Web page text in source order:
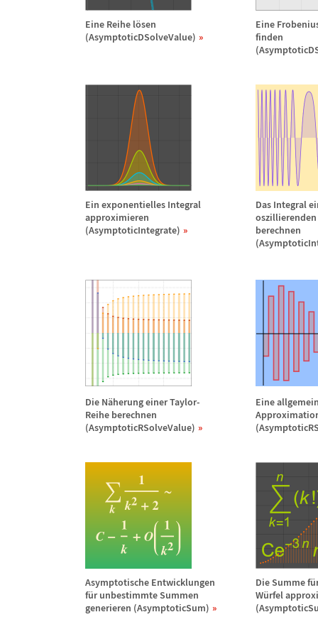
Eine Reihe lösen
(AsymptoticDSolveValue)
Eine
finden
Ein exponentielles Integral
approximieren
(AsymptoticIntegrate)
Das Integral
berechnen
Die Näherung einer Taylor-
Reihe berechnen
(AsymptoticRSolveValue)
Eine
Asymptotische Entwicklungen
für unbestimmte Summen
generieren (AsymptoticSum)
Die Summe fü
Würfel